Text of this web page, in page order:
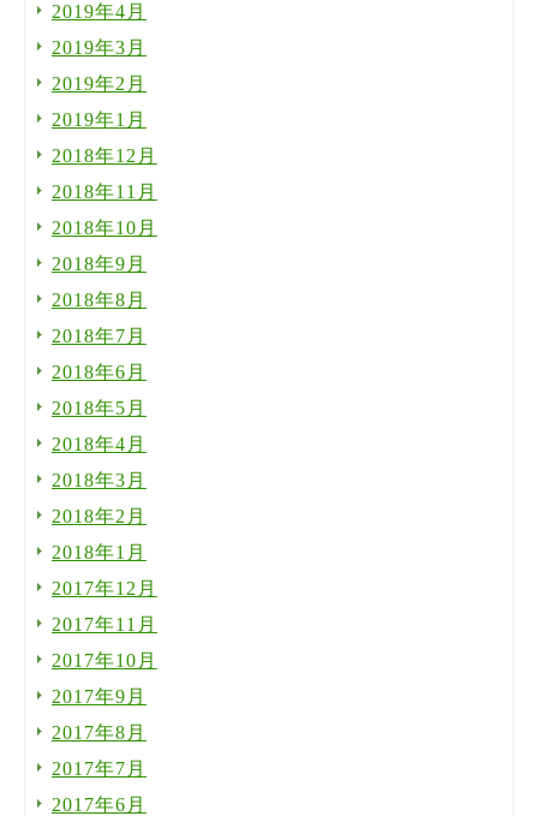
2019年4月
2019年3月
2019年2月
2019年1月
2018年12月
2018年11月
2018年10月
2018年9月
2018年8月
2018年7月
2018年6月
2018年5月
2018年4月
2018年3月
2018年2月
2018年1月
2017年12月
2017年11月
2017年10月
2017年9月
2017年8月
2017年7月
2017年6月